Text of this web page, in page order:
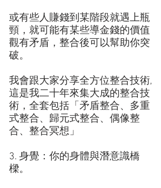
或有些人賺錢到某階段就遇上瓶
頸，就可能有某些導金錢的價值
觀有矛盾，整合後可以幫助你突
破。
我會跟大家分享全方位整合技術,
這是我二十年來集大成的整合技
術，全套包括「矛盾整合、多重
式整合、歸元式整合、偶像整
合、整合冥想」
3. 身覺：你的身體與潛意識橋
樑。